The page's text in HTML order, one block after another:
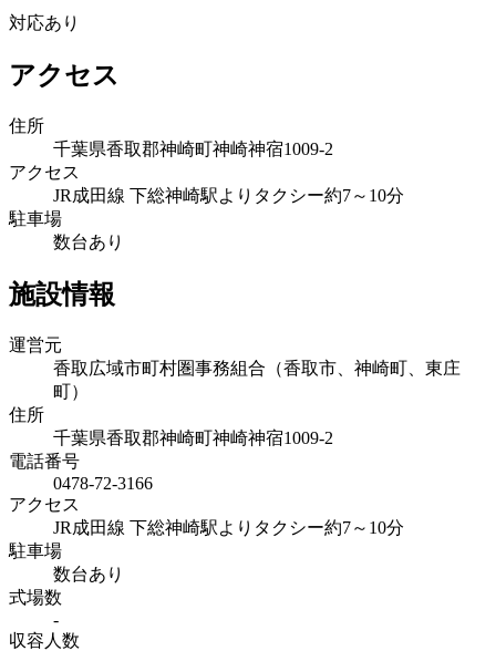
対応あり
アクセス
住所
千葉県香取郡神崎町神崎神宿1009-2
アクセス
JR成田線 下総神崎駅よりタクシー約7～10分
駐車場
数台あり
施設情報
運営元
香取広域市町村圏事務組合（香取市、神崎町、東庄
町）
住所
千葉県香取郡神崎町神崎神宿1009-2
電話番号
0478-72-3166
アクセス
JR成田線 下総神崎駅よりタクシー約7～10分
駐車場
数台あり
式場数
-
収容人数